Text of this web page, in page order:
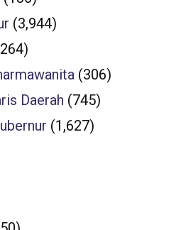
(3,944)
(306)
Daerah (745)
(1,627)